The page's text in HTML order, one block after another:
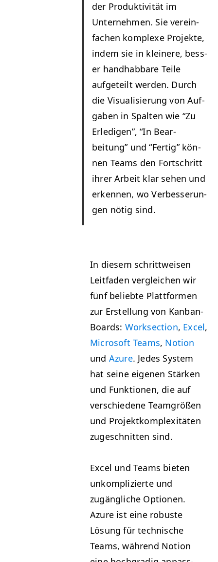
der Pro­duk­tiv­ität im
Unternehmen. Sie vere­in­
fachen kom­plexe Pro­jek­te,
indem sie in kleinere, bess­
er hand­hab­bare Teile
aufgeteilt wer­den. Durch
die Visu­al­isierung von Auf­
gaben in Spal­ten wie “Zu
Erledi­gen”,“In Bear­
beitung” und“Fer­tig” kön­
nen Teams den Fortschritt
ihrer Arbeit klar sehen und
erken­nen, wo Verbesserun­
gen nötig sind.
In diesem schrit­tweisen
Leit­faden ver­gle­ichen wir
fünf beliebte Plat­tfor­men
zur Erstel­lung von Kan­ban-
Boards: Work­sec­tion, Excel,
Microsoft Teams, Notion
und Azure. Jedes Sys­tem
hat seine eige­nen Stärken
und Funk­tio­nen, die auf
ver­schiedene Team­größen
und Pro­jek­tkom­plex­itäten
zugeschnit­ten sind.
Excel und Teams bieten
unkom­plizierte und
zugängliche Optio­nen.
Azure ist eine robuste
Lösung für tech­nis­che
Teams, während Notion